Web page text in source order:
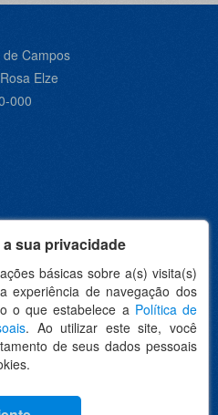
sua privacidade
básicas sobre a(s) visita(s)
experiência de navegação dos
o que estabelece a Política de
. Ao utilizar este site, você
de seus dados pessoais
Campos
Elze
000